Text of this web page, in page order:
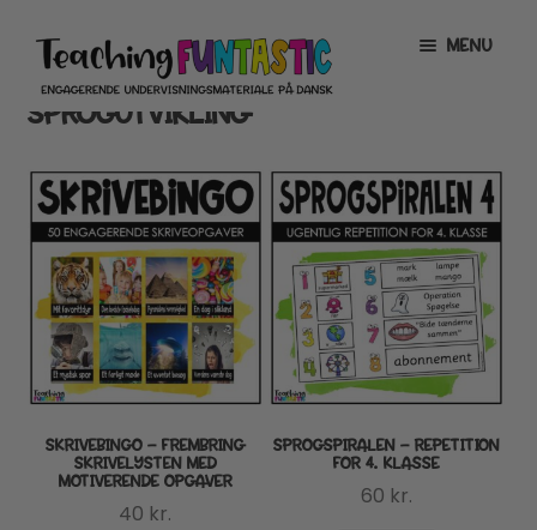
Spring
navigation
Spring
indhold
MENU
CHILD
MENU
MIN KONTO
GRATISMATERIALE
EXPAND
CHILD
MENU
BUTIK
LICENSER
EXPAND
CHILD
MENU
FONTE
SPROGUTVIKLING
SKRIVEBINGO – FREMBRING
SKRIVELYSTEN MED
MOTIVERENDE OPGAVER
40 kr.
SPROGSPIRALEN – REPETITION
FOR 4. KLASSE
60 kr.